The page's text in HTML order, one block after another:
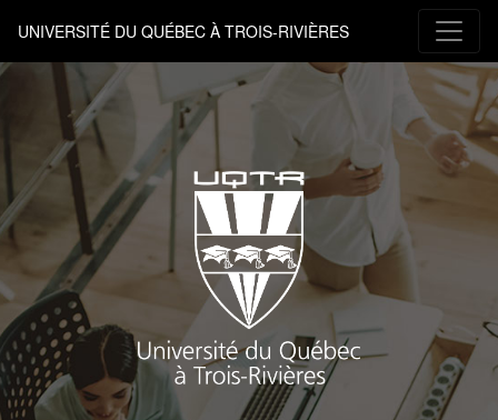
UNIVERSITÉ DU QUÉBEC À TROIS-RIVIÈRES